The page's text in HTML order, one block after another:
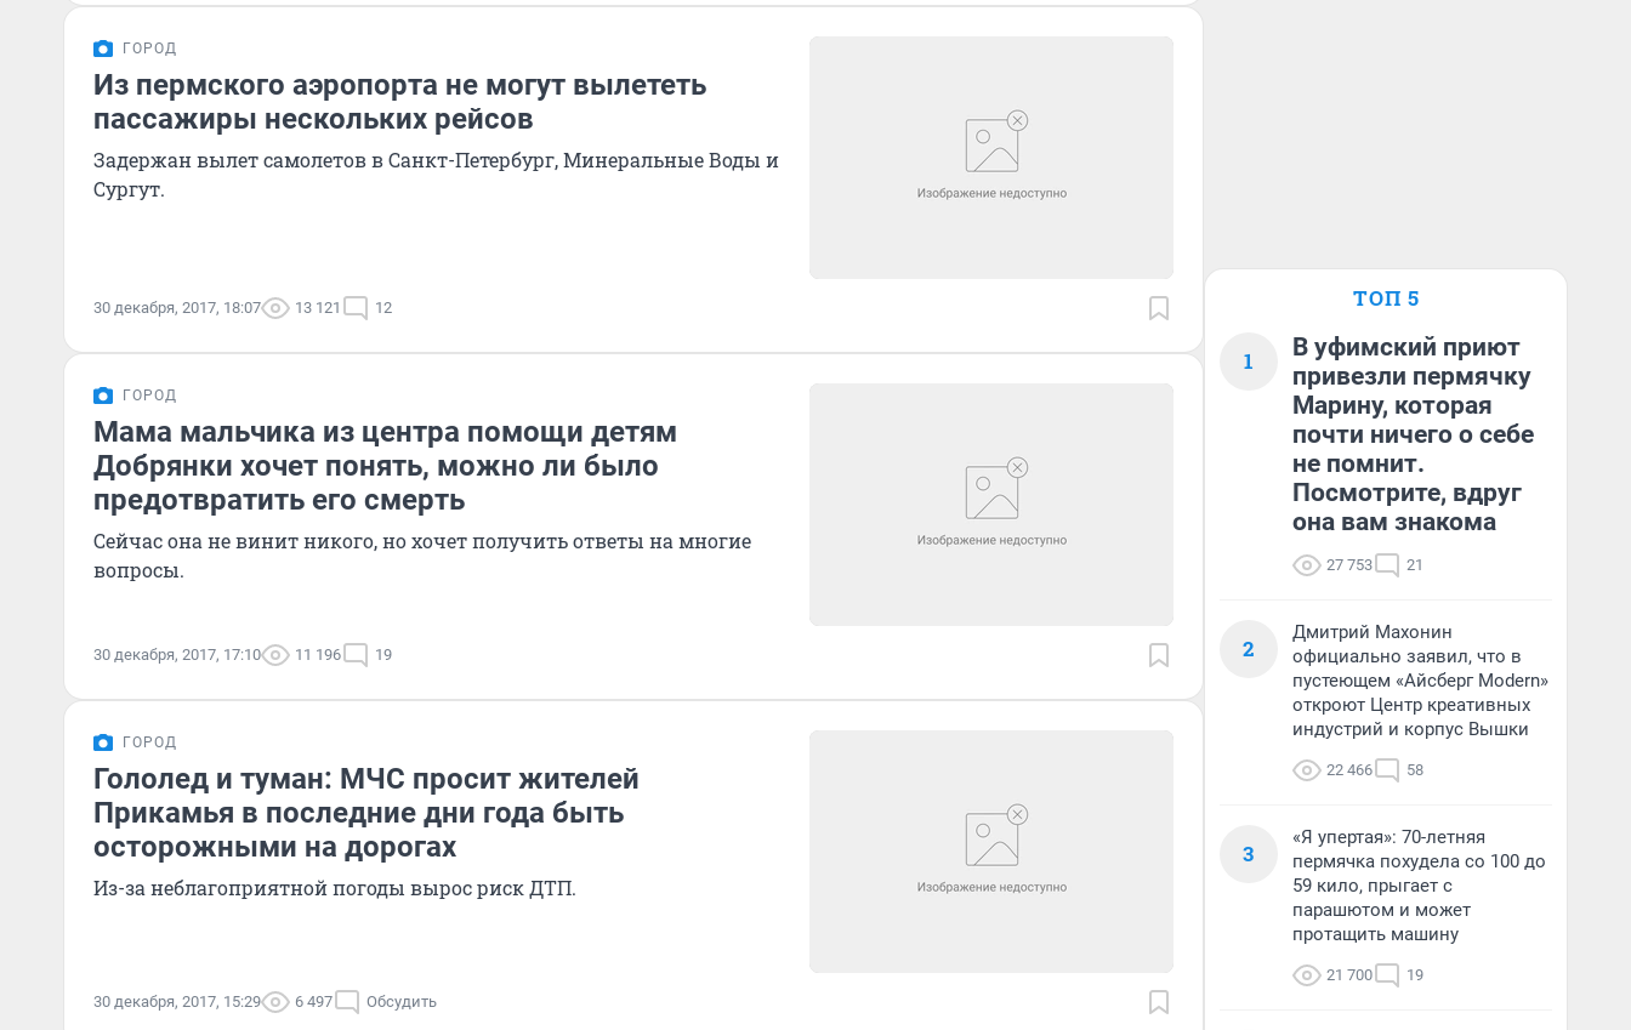
ГОРОД
Из пермского аэропорта не могут вылететь
пассажиры нескольких рейсов
Задержан вылет самолетов в Санкт-Петербург, Минеральные Воды и
Сургут.
30 декабря, 2017, 18:07 13 121 12
ГОРОД
Мама мальчика из центра помощи детям
Добрянки хочет понять, можно ли было
предотвратить его смерть
Сейчас она не винит никого, но хочет получить ответы на многие
вопросы.
30 декабря, 2017, 17:10 11 196 19
ГОРОД
Гололед и туман: МЧС просит жителей
Прикамья в последние дни года быть
осторожными на дорогах
Из-за неблагоприятной погоды вырос риск ДТП.
30 декабря, 2017, 15:29 6 497 Обсудить
ТОП 5
1
В уфимский приют
привезли пермячку
Марину, которая
почти ничего о себе
не помнит.
Посмотрите, вдруг
она вам знакома
27 753 21
2
Дмитрий Махонин
официально заявил, что в
пустеющем «Айсберг Modern»
откроют Центр креативных
индустрий и корпус Вышки
22 466 58
3
«Я упертая»: 70-летняя
пермячка похудела со 100 до
59 кило, прыгает с
парашютом и может
протащить машину
21 700 19